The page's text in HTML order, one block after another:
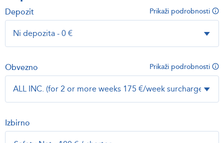
Prikaži podrobnosti
Depozit
Prikaži podrobnosti
Obvezno
Izbirno